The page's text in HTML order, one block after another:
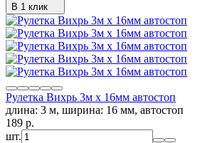
В 1 клик
Рулетка Вихрь 3м х 16мм автостоп
длина: 3 м, ширина: 16 мм, автостоп
189 p.
шт.